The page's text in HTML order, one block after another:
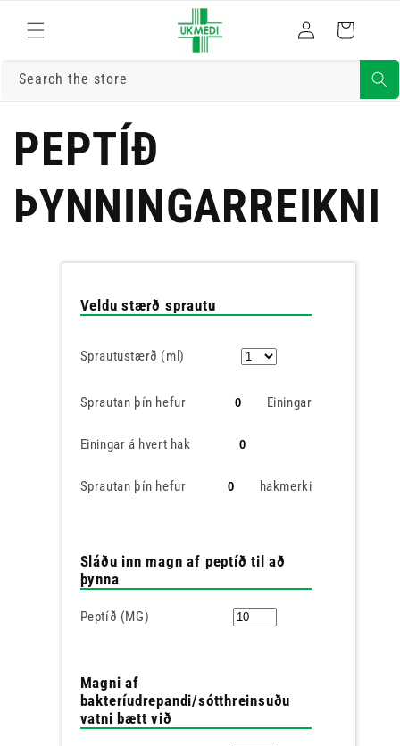
Fara í efni
inn
Karfa
Search the store
PEPTÍÐ
ÞYNNINGARREIKNI
Veldu stærð sprautu
Sprautustærð (ml)
Sprautan þín hefur Einingar
Einingar á hvert hak
Sprautan þín hefur hakmerki
Sláðu inn magn af peptíð til að
þynna
Peptíð (MG)
Magni af
bakteríudrepandi/sótthreinsuðu
vatni bætt við